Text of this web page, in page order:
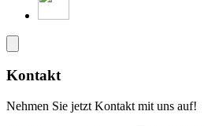
Kontakt
Nehmen Sie jetzt Kontakt mit uns auf!